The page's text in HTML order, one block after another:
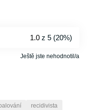
1.0 z 5 (20%)
Ještě jste nehodnotil/a
recidivista